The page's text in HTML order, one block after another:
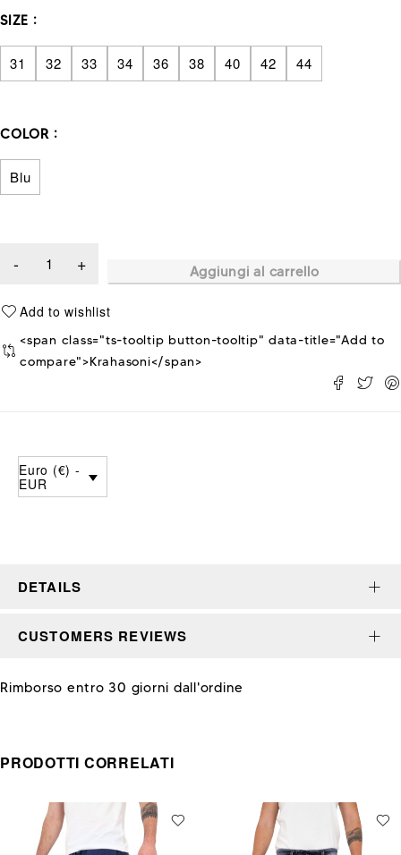
SIZE
31 32 33 34 36 38 40 42 44
COLOR
Blu
Aggiungi al carrello
<span class="ts-tooltip button-tooltip" data-title="Add to
compare">Krahasoni</span>
Euro (€) -
EUR
DETAILS
CUSTOMERS REVIEWS
Rimborso entro 30 giorni dall'ordine
PRODOTTI CORRELATI